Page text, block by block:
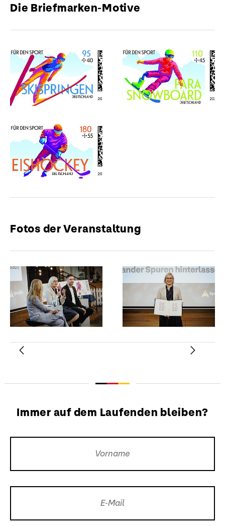
Die Briefmarken-Motive
Fotos der Veranstaltung
Immer auf dem Laufenden bleiben?